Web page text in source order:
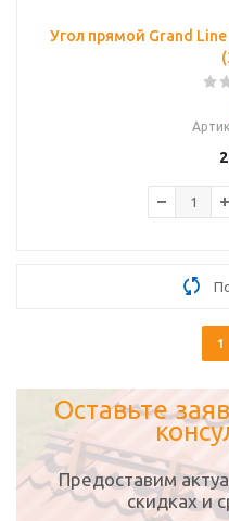
Угол прямой Grand
1
Оставьте
Предоставим
скидках и